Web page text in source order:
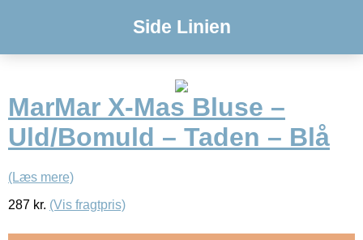
Side Linien
MarMar X-Mas Bluse –
Uld/Bomuld – Taden – Blå
(Læs mere)
287 kr. (Vis fragtpris)